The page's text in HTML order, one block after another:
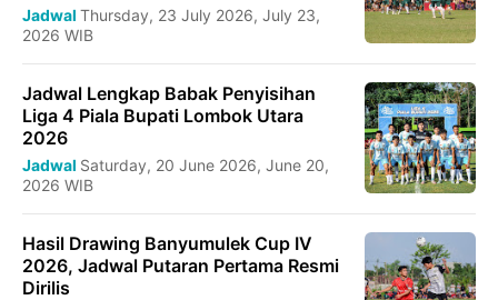
Jadwal Thursday, 23 July 2026, July 23,
2026 WIB
Jadwal Lengkap Babak Penyisihan
Liga 4 Piala Bupati Lombok Utara
2026
Jadwal Saturday, 20 June 2026, June 20,
2026 WIB
Hasil Drawing Banyumulek Cup IV
2026, Jadwal Putaran Pertama Resmi
Dirilis